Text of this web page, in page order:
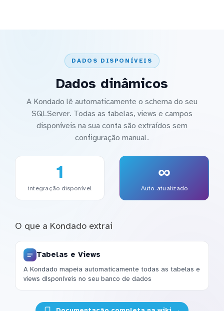
DADOS DISPONÍVEIS
Dados dinâmicos
A Kondado lê automaticamente o schema do seu
SQLServer. Todas as tabelas, views e campos
disponíveis na sua conta são extraídos sem
configuração manual.
1
integração disponível
∞
Auto-atualizado
O que a Kondado extrai
Tabelas e Views
A Kondado mapeia automaticamente todas as tabelas e
views disponíveis no seu banco de dados